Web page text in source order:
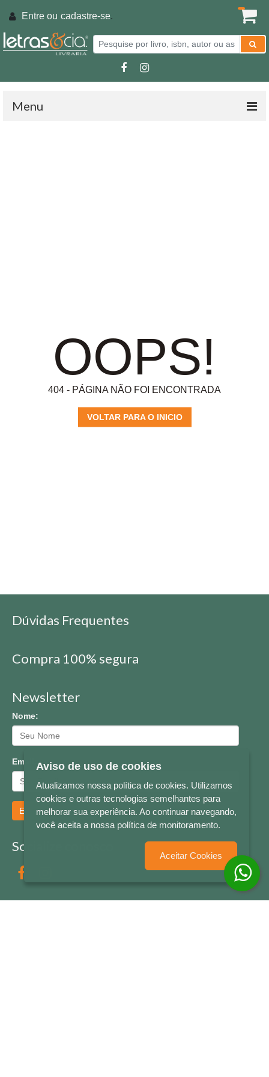
Entre ou cadastre-se.
Menu
OOPS!
404 - PÁGINA NÃO FOI ENCONTRADA
VOLTAR PARA O INICIO
Dúvidas Frequentes
Compra 100% segura
Newsletter
Nome:
Email:
Enviar
Socialize conosco
Aviso de uso de cookies
Atualizamos nossa política de cookies. Utilizamos
cookies e outras tecnologias semelhantes para
melhorar sua experiência. Ao continuar navegando,
você aceita a nossa política de monitoramento.
Aceitar Cookies